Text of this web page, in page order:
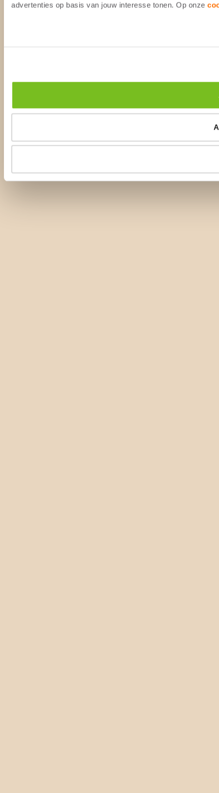
advertenties op basis van jouw interesse tonen. Op onze